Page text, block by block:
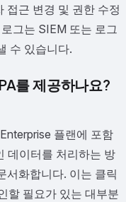
접근 변경 및 권한 수정
그는 SIEM 또는 로그
수 있습니다.
를 제공하나요?
플랜에 포함
데이터를 처리하는 방
서화합니다. 이는 클릭
할 필요가 있는 대부분